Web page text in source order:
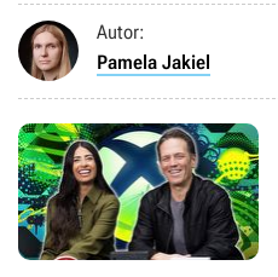
on niezrównany jeśli chodzi o
prowadzących do ujęcia
tylko jeden problem – mężczyzna
natręctw, co bardzo przeszkadza
funkcjonowaniu. Po latach
ostatnim wyzwaniem. Musi
zamieszana jest jego pasierbica
wystąpili m.in. Tony Shalhoub
Howard (Natalie Teeger), Jason
Disher), Melora Hardin (Trudy
(Dr. Neven Bell), Ted Levine
McGee (Molly Evans). Zdjęcia
Autor:
Pamela Jakiel